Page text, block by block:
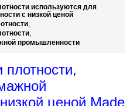
используются для
с низкой ценой
,
,
промышленности
ценой Made